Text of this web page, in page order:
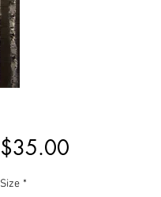
$35.00मूल्य
Size *